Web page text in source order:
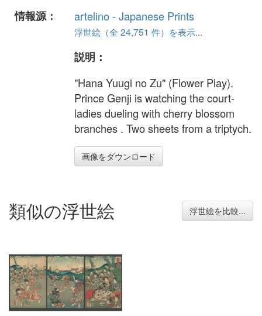
情報源：
artelino - Japanese Prints
浮世絵（全 24,751 件）を表示...
説明：
"Hana Yuugi no Zu" (Flower Play).
Prince Genji is watching the court-
ladies dueling with cherry blossom
branches . Two sheets from a triptych.
画像をダウンロード
類似の浮世絵 浮世絵を比較...